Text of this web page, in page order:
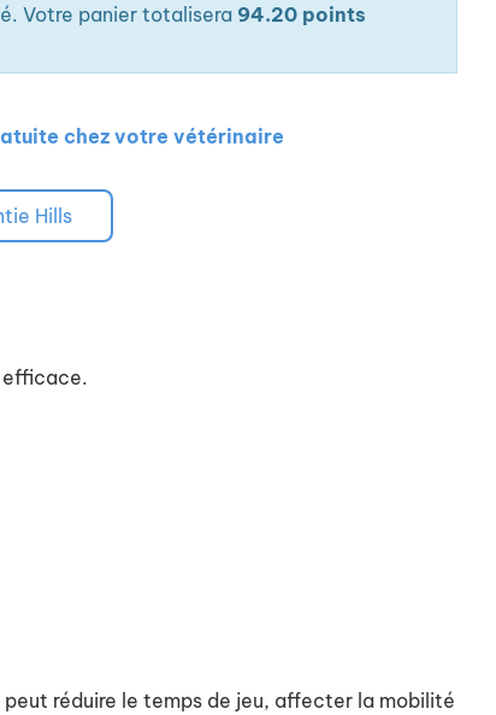
Votre panier totalisera 94.20 points
chez votre vétérinaire
Hills
efficace.
peut réduire le temps de jeu, affecter la mobilité